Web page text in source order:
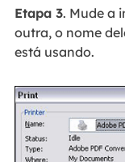
Etapa 3. Mude a
outra, o nome
está usando.